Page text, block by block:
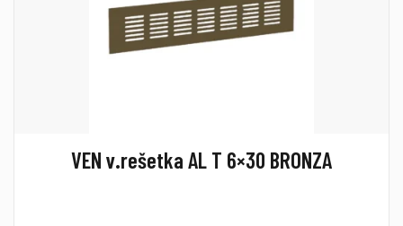
VEN v.rešetka AL T 6×30 BRONZA